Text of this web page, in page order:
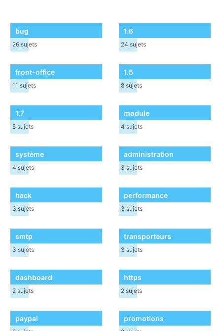
bug
26 sujets
1.6
24 sujets
front-office
11 sujets
1.5
8 sujets
1.7
5 sujets
module
4 sujets
système
4 sujets
administration
3 sujets
hack
3 sujets
performance
3 sujets
smtp
3 sujets
transporteurs
3 sujets
dashboard
2 sujets
https
2 sujets
paypal promotions